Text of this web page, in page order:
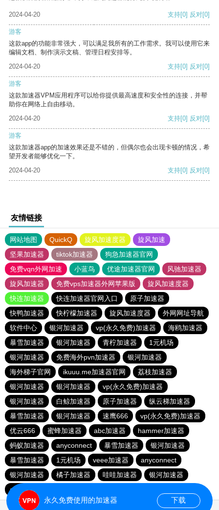
2024-04-20 支持[0] 反对[0]
游客
这款app的功能非常强大，可以满足我所有的工作需求。我可以使用它来
编辑文档、制作演示文稿、管理日程安排等。
2024-04-20
支持[0] 反对[0]
游客
这款加速器VPM应用程序可以给你提供最高速度和安全性的连接，并帮
助你在网络上自由移动。
2024-04-20
支持[0] 反对[0]
游客
这款加速器app的加速效果还是不错的，但偶尔也会出现卡顿的情况，希
望开发者能够优化一下。
2024-04-20
支持[0] 反对[0]
友情链接
网站地图 QuickQ 旋风加速度器
旋风加速
坚果加速器
tiktok加速器
狗急加速器官网
免费vqn外网加速
小蓝鸟 优途加速器官网
风驰加速器
旋风加速器
免费vps加速器外网苹果版
旋风加速度器
快连加速器
快连加速器官网入口
原子加速器
快鸭加速器
快柠檬加速器 旋风加速度器
外网网址导航
软件中心
银河加速器 vp(永久免费)加速器
海鸥加速器
暴雪加速器
银河加速器 青柠加速器
1元机场
银河加速器
免费海外pvn加速器
银河加速器
海外梯子官网
ikuuu.me加速器官网
荔枝加速器
银河加速器
银河加速器
vp(永久免费)加速器
银河加速器
白鲸加速器 原子加速器
纵云梯加速器
暴雪加速器
银河加速器 速鹰666
vp(永久免费)加速器
优云666
蜜蜂加速器 abc加速器
hammer加速器
蚂蚁加速器
anyconnect 暴雪加速器
银河加速器
暴雪加速器
1元机场 veee加速器
anyconnect
银河加速器
橘子加速器 哇哇加速器
银河加速器
anyconnect
永久免费使用的加速器 下载